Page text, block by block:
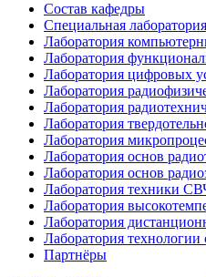
Состав кафедры
Специальная
Лаборатория
Лаборатория
Лаборатория цифровых
Лаборатория
Лаборатория
Лаборатория
Лаборатория
Лаборатория основ
Лаборатория основ
Лаборатория техники
Лаборатория
Лаборатория
Лаборатория технологии
Партнёры